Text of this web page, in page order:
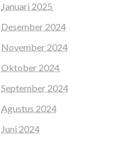
Januari 2025
Desember 2024
November 2024
Oktober 2024
September 2024
Agustus 2024
Juni 2024